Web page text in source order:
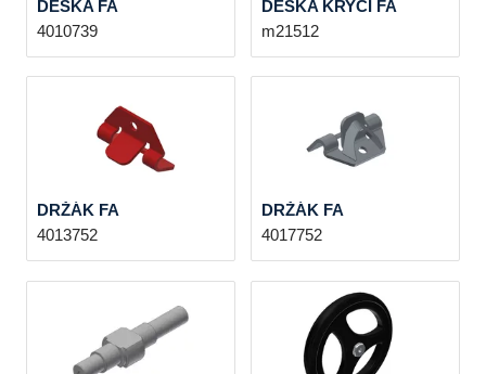
DESKA FA
4010739
DESKA KRYCÍ FA
m21512
DRŽÁK FA
4013752
DRŽÁK FA
4017752